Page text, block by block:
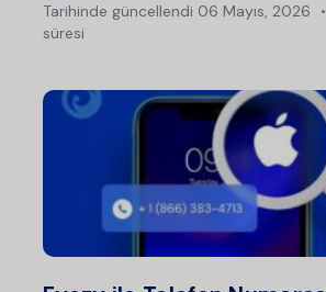
Tarihinde güncellendi 06 Mayıs, 2026
süresi